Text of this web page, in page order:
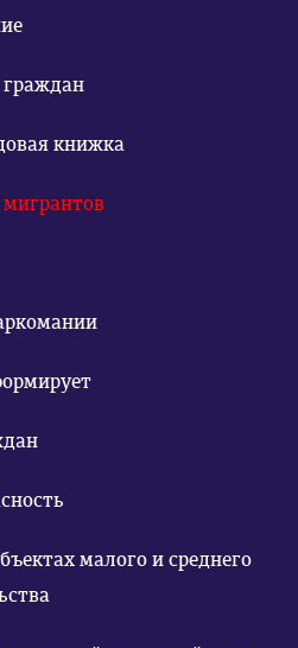
книжка
малого и среднего